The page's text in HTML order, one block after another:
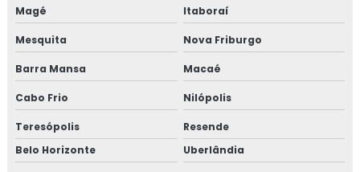
Magé Itaboraí
Mesquita Nova Friburgo
Barra Mansa Macaé
Cabo Frio Nilópolis
Teresópolis
Resende
Belo Horizonte
Uberlândia